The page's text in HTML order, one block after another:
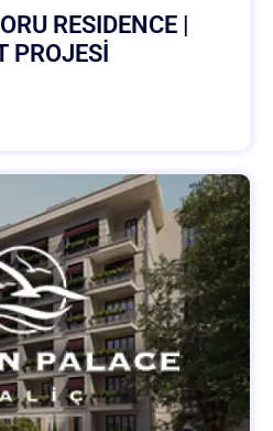
RESIDENCE |
PROJESİ